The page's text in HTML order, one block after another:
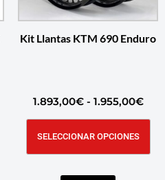
Kit Llantas KTM 690 Enduro
1.893,00€ - 1.955,00€
SELECCIONAR OPCIONES